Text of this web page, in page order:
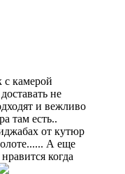
с камерой
не
и вежливо
там есть..
от кутюр
А еще
когда